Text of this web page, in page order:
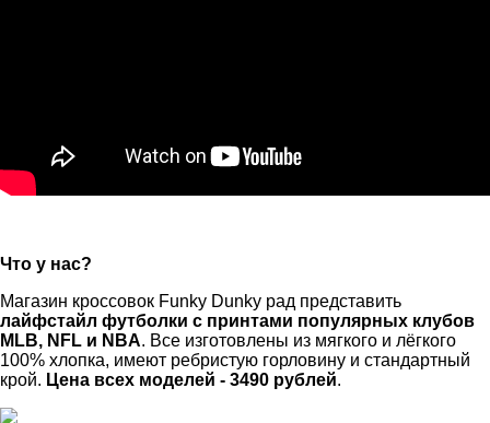
Что у нас?
Магазин кроссовок Funky Dunky рад представить
лайфстайл футболки с принтами популярных клубов
MLB, NFL и NBA. Все изготовлены из мягкого и лёгкого
100% хлопка, имеют ребристую горловину и стандартный
крой. Цена всех моделей - 3490 рублей.